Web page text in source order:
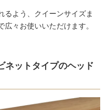
るよう、クイーンサイズま
々お使いいただけます。
ネットタイプのヘッド